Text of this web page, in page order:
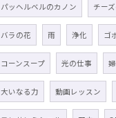
パッヘルベルのカノン チー
バラの花 雨 浄化 ゴ
コーンスープ 光の仕事
大いなる力 動画レッスン